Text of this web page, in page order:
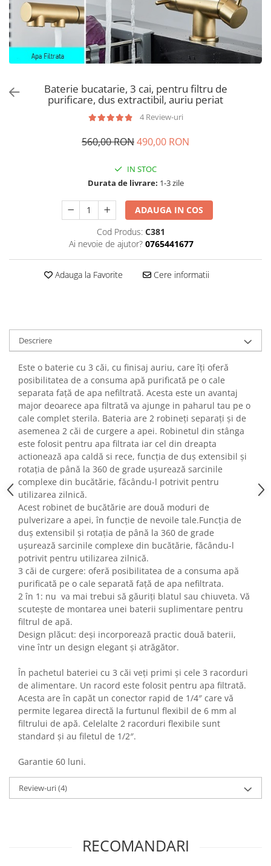
Baterie bucatarie, 3 cai, pentru filtru de
purificare, dus extractibil, auriu periat
4 Review-uri
560,00 RON490,00 RON
IN STOC
Durata de livrare: 1-3 zile
ADAUGA IN COS
Cod Produs: C381
Ai nevoie de ajutor? 0765441677
Adauga la Favorite Cere informatii
Descriere
Este o baterie cu 3 căi, cu finisaj auriu, care îți oferă
posibilitatea de a consuma apă purificată pe o cale
separata față de apa nefiltrată. Acesta este un avantaj
major deoarece apa filtrată va ajunge in paharul tau pe o
cale complet sterila. Bateria are 2 robineți separați și de
asemenea 2 căi de curgere a apei. Robinetul din stânga
este folosit pentru apa filtrata iar cel din dreapta
actionează apa caldă si rece, funcția de duș extensibil și
rotația de până la 360 de grade ușurează sarcinile
complexe din bucătărie, făcându-l potrivit pentru
utilizarea zilnică.
Acest robinet de bucătărie are două moduri de
pulverizare a apei, în funcție de nevoile tale.Funcția de
duș extensibil și rotația de până la 360 de grade
ușurează sarcinile complexe din bucătărie, făcându-l
potrivit pentru utilizarea zilnică.
3 căi de curgere: oferă posibilitatea de a consuma apă
purificată pe o cale separată față de apa nefiltrata.
2 în 1: nu va mai trebui să găuriți blatul sau chiuveta. Vă
scutește de montarea unei baterii suplimentare pentru
filtrul de apă.
Design plăcut: deși incorporează practic două baterii,
vine într un design elegant și atrăgător.
În pachetul bateriei cu 3 căi veți primi și cele 3 racorduri
de alimentare. Un racord este folosit pentru apa filtrată.
Acesta are în capăt un conector rapid de 1/4″ care vă
permite legarea directă la furtunul flexibil de 6 mm al
filtrului de apă. Celelalte 2 racorduri flexibile sunt
standard și au filetul de 1/2″.
Garantie 60 luni.
Review-uri(4)
RECOMANDARI